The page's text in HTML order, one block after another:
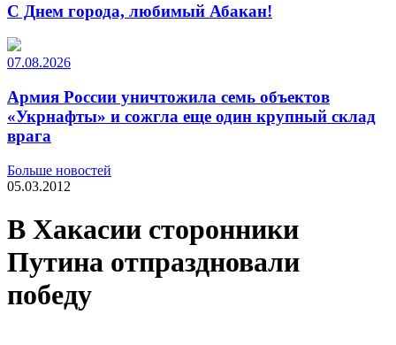
С Днем города, любимый Абакан!
07.08.2026
Армия России уничтожила семь объектов
«Укрнафты» и сожгла еще один крупный склад
врага
Больше новостей
05.03.2012
В Хакасии сторонники
Путина отпраздновали
победу